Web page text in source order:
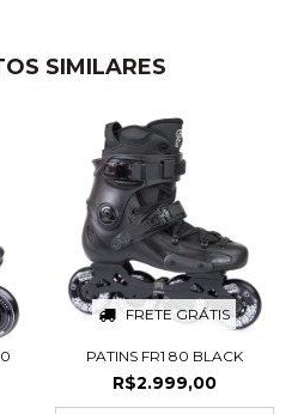
SIMILARES
FRETE GRÁTIS
PATINS FR1 80 BLACK
R$2.999,00